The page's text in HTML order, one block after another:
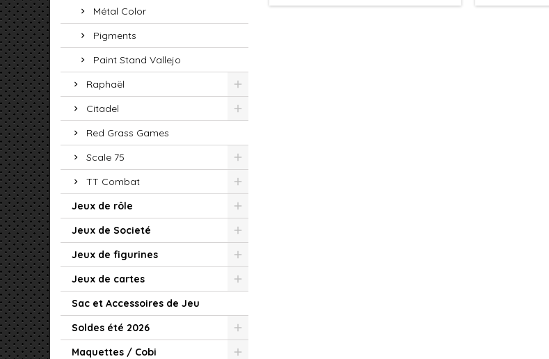
Métal Color
Pigments
Paint Stand Vallejo
Raphaël
Citadel
Red Grass Games
Scale 75
TT Combat
Jeux de rôle
Jeux de Societé
Jeux de figurines
Jeux de cartes
Sac et Accessoires de Jeu
Soldes été 2026
Maquettes / Cobi